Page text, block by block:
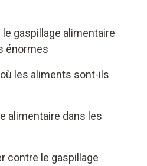
le gaspillage alimentaire
énormes
les aliments sont-ils
alimentaire dans les
contre le gaspillage